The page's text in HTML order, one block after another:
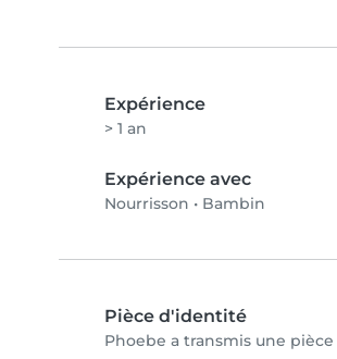
Expérience
> 1 an
Expérience avec
Nourrisson • Bambin
Pièce d'identité
Phoebe a transmis une